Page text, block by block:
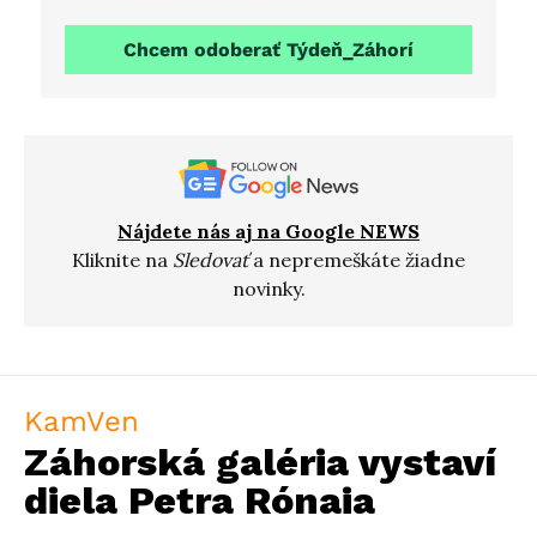
Chcem odoberať Týdeň_Záhorí
Nájdete nás aj na Google NEWS
Kliknite na Sledovaťa nepremeškáte žiadne
novinky.
KamVen
Záhorská galéria vystaví
diela Petra Rónaia